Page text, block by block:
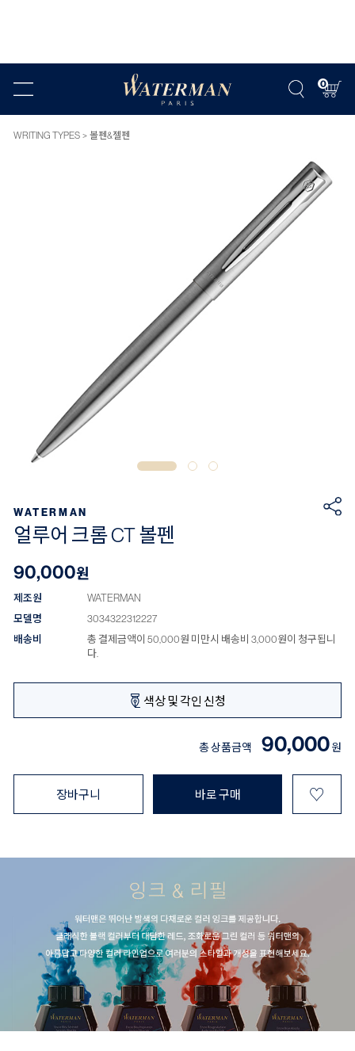
0
WRITING TYPES 볼펜&젤펜
WATERMAN
얼루어 크롬 CT 볼펜
90,000원
제조원
WATERMAN
모델명
3034322312227
배송비
총 결제금액이 50,000원 미만시 배송비 3,000원이 청구됩니
다.
색상 및 각인 신청
총 상품금액 90,000원
장바구니 바로 구매 ♡